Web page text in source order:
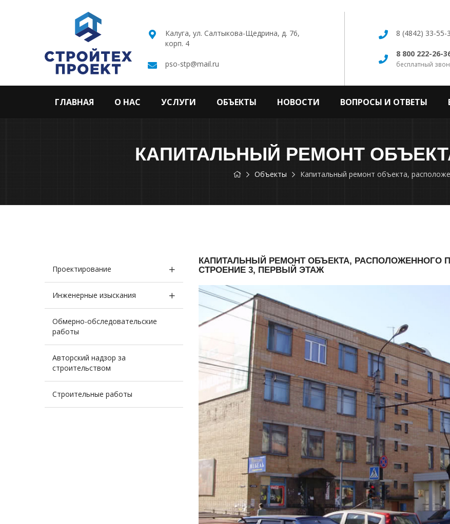
Калуга, ул. Салтыкова-Щедрина, д. 76,
корп. 4
pso-stp@mail.ru
8 (4842) 33-55-
8 800 222-26-
бесплатный
ГЛАВНАЯ О НАС УСЛУГИ ОБЪЕКТЫ НОВОСТИ ВОПРОСЫ И ОТВЕТЫ
Объекты
КАПИТАЛЬНЫЙ РЕМОНТ ОБЪЕКТА, РАСПОЛОЖЕННОГО
СТРОЕНИЕ 3, ПЕРВЫЙ ЭТАЖ
Проектирование
Инженерные изыскания
Обмерно-обследовательские
работы
Авторский надзор за
строительством
Строительные работы